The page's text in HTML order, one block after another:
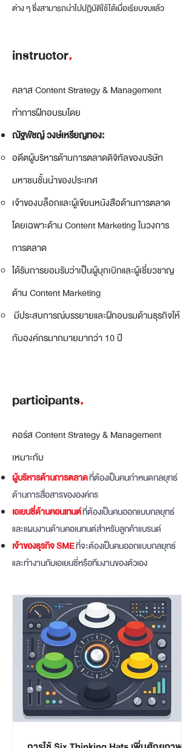
ต่าง ๆ ซึ่งสามารถนำไปปฏิบัติใช้ได้เมื่อเรียบจบแล้ว
instructor.
คลาส Content Strategy & Management
ทำการฝึกอบรมโดย
ณัฐพัชญ์ วงษ์เหรียญทอง:
อดีตผู้บริหารด้านการตลาดดิจิทัลของบริษัท
มหาชนชั้นนำของประเทศ
เจ้าของบล็อกและผู้เขียนหนังสือด้านการตลาด
โดยเฉพาะด้าน Content Marketing ในวงการ
การตลาด
ได้รับการยอมรับว่าเป็นผู้บุกเบิกและผู้เชี่ยวชาญ
ด้าน Content Marketing
มีประสบการณ์บรรยายและฝึกอบรมด้านธุรกิจให้
กับองค์กรมากมายมากว่า 10 ปี
participants.
คอร์ส Content Strategy & Management
เหมาะกับ
ผู้บริหารด้านการตลาดที่ต้องเป็นคนกำหนดกลยุทธ์
ด้านการสื่อสารขององค์กร
เอเยนซี่ด้านคอนเทนต์ที่ต้องเป็นคนออกแบบกลยุทธ์
และแผนงานด้านคอเนทนต์สำหรับลูกค้าแบรนด์
เจ้าของธุรกิจ SMEที่จะต้องเป็นคนออกแบบกลยุทธ์
และทำงานกับเอเยนซี่หรือทีมงานของตัวเอง